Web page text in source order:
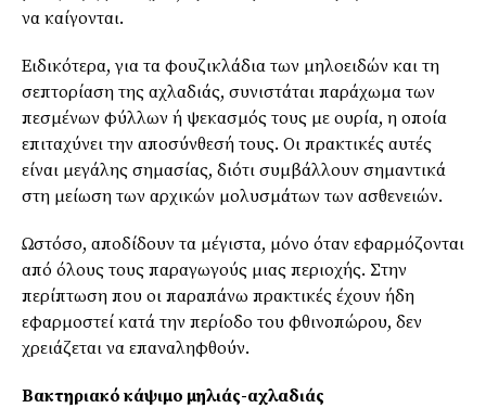
να καίγονται.
Ειδικότερα, για τα φουζικλάδια των μηλοειδών και τη
σεπτορίαση της αχλαδιάς, συνιστάται παράχωμα των
πεσμένων φύλλων ή ψεκασμός τους με ουρία, η οποία
επιταχύνει την αποσύνθεσή τους. Οι πρακτικές αυτές
είναι μεγάλης σημασίας, διότι συμβάλλουν σημαντικά
στη μείωση των αρχικών μολυσμάτων των ασθενειών.
Ωστόσο, αποδίδουν τα μέγιστα, μόνο όταν εφαρμόζονται
από όλους τους παραγωγούς μιας περιοχής. Στην
περίπτωση που οι παραπάνω πρακτικές έχουν ήδη
εφαρμοστεί κατά την περίοδο του φθινοπώρου, δεν
χρειάζεται να επαναληφθούν.
Βακτηριακό κάψιμο μηλιάς-αχλαδιάς